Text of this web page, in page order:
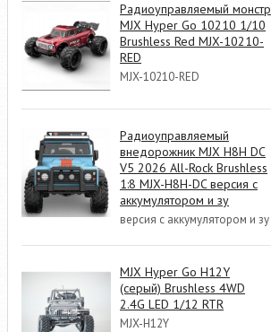
Радиоуправляемый монстр
MJX Hyper Go 10210 1/10
Brushless Red MJX-10210-
RED
MJX-10210-RED
Радиоуправляемый
внедорожник MJX H8H DC
V5 2026 All-Rock Brushless
1:8 MJX-H8H-DC версия с
аккумулятором и зу
версия с аккумулятором и зу
MJX Hyper Go H12Y
(серый) Brushless 4WD
2.4G LED 1/12 RTR
MJX-H12Y